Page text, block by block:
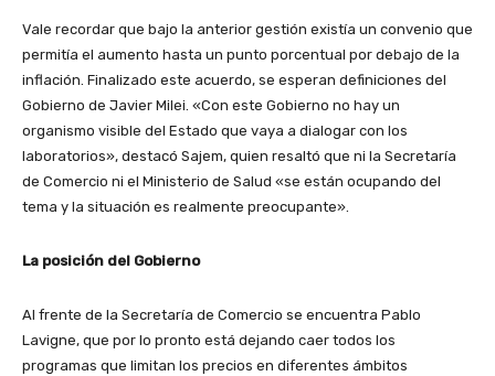
Vale recordar que bajo la anterior gestión existía un convenio que
permitía el aumento hasta un punto porcentual por debajo de la
inflación. Finalizado este acuerdo, se esperan definiciones del
Gobierno de Javier Milei. «Con este Gobierno no hay un
organismo visible del Estado que vaya a dialogar con los
laboratorios», destacó Sajem, quien resaltó que ni la Secretaría
de Comercio ni el Ministerio de Salud «se están ocupando del
tema y la situación es realmente preocupante».
La posición del Gobierno
Al frente de la Secretaría de Comercio se encuentra Pablo
Lavigne, que por lo pronto está dejando caer todos los
programas que limitan los precios en diferentes ámbitos